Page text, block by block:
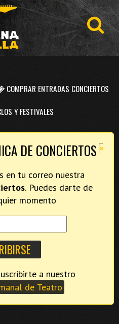
COMPRAR ENTRADAS CONCIERTOS
Y FESTIVALES
×
DE CONCIERTOS
en tu correo nuestra
. Puedes darte de
momento
de Teatro